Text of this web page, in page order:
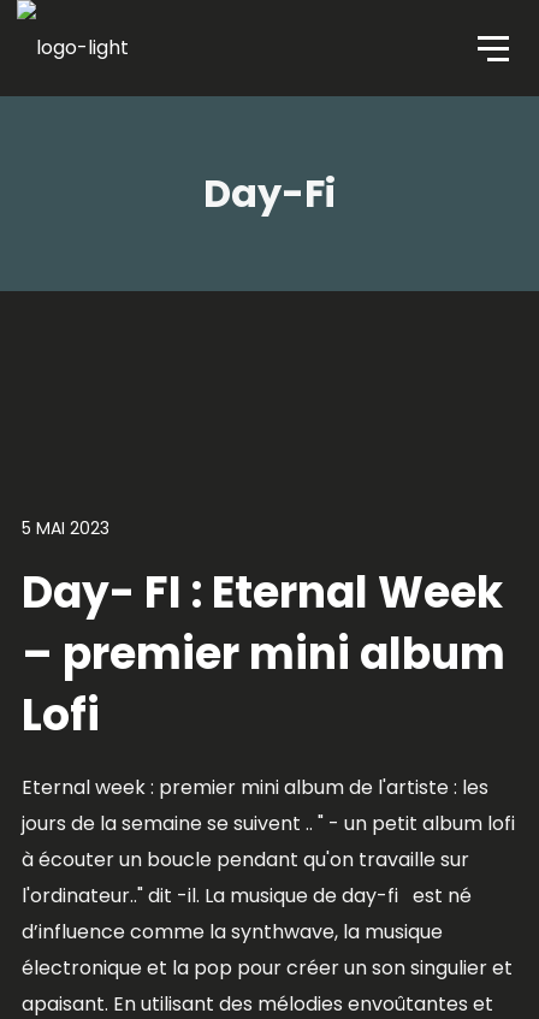
Day-Fi
5 MAI 2023
Day- FI : Eternal Week
– premier mini album
Lofi
Eternal week : premier mini album de l'artiste : les
jours de la semaine se suivent .. " - un petit album lofi
à écouter un boucle pendant qu'on travaille sur
l'ordinateur.." dit -il. La musique de day-fi est né
d’influence comme la synthwave, la musique
électronique et la pop pour créer un son singulier et
apaisant. En utilisant des mélodies envoûtantes et